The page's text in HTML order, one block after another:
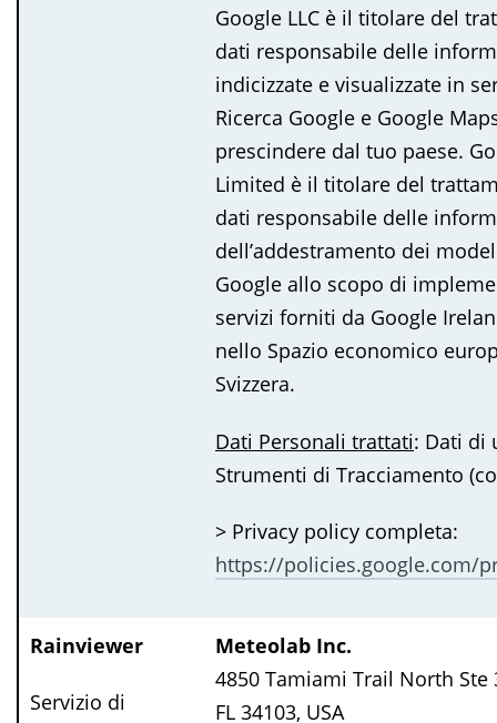
Google LLC è il titolare del
dati responsabile delle
indicizzate e visualizzate in
Ricerca Google e Google
prescindere dal tuo paese.
Limited è il titolare del
dati responsabile delle
dell’addestramento dei
Google allo scopo di
servizi forniti da Google
nello Spazio economico
Svizzera.
Dati Personali trattati: Dati di
Strumenti di Tracciamento
> Privacy policy completa:
https://policies.google.com/
Rainviewer
Servizio di
Meteolab Inc.
4850 Tamiami Trail North Ste
FL 34103, USA